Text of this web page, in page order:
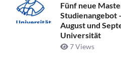
Fünf neue
Studienangebot
August und
Universität
7 Views